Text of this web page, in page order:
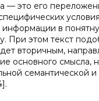
— это его
информации в
При этом текст
вторичным,
основного смысла,
семантической и